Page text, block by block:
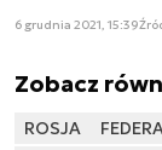
6 grudnia 2021, 15:39
Zobacz
ROSJA